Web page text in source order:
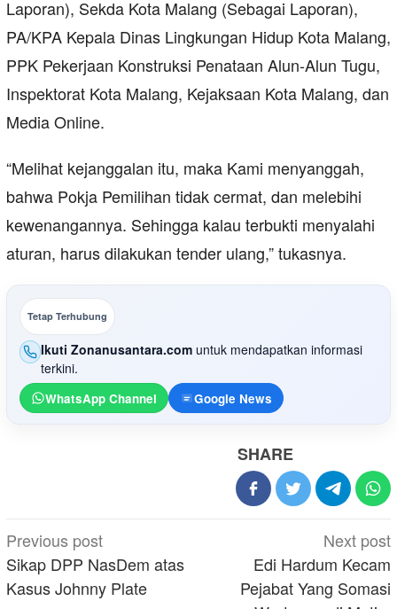
Laporan), Sekda Kota Malang (Sebagai Laporan),
PA/KPA Kepala Dinas Lingkungan Hidup Kota Malang,
PPK Pekerjaan Konstruksi Penataan Alun-Alun Tugu,
Inspektorat Kota Malang, Kejaksaan Kota Malang, dan
Media Online.
“Melihat kejanggalan itu, maka Kami menyanggah,
bahwa Pokja Pemilihan tidak cermat, dan melebihi
kewenangannya. Sehingga kalau terbukti menyalahi
aturan, harus dilakukan tender ulang,” tukasnya.
Tetap Terhubung
Ikuti Zonanusantara.com untuk mendapatkan informasi
terkini.
WhatsApp Channel Google News
SHARE
Post
navigation
Previous post
Sikap DPP NasDem atas
Kasus Johnny Plate
Next post
Edi Hardum Kecam
Pejabat Yang Somasi